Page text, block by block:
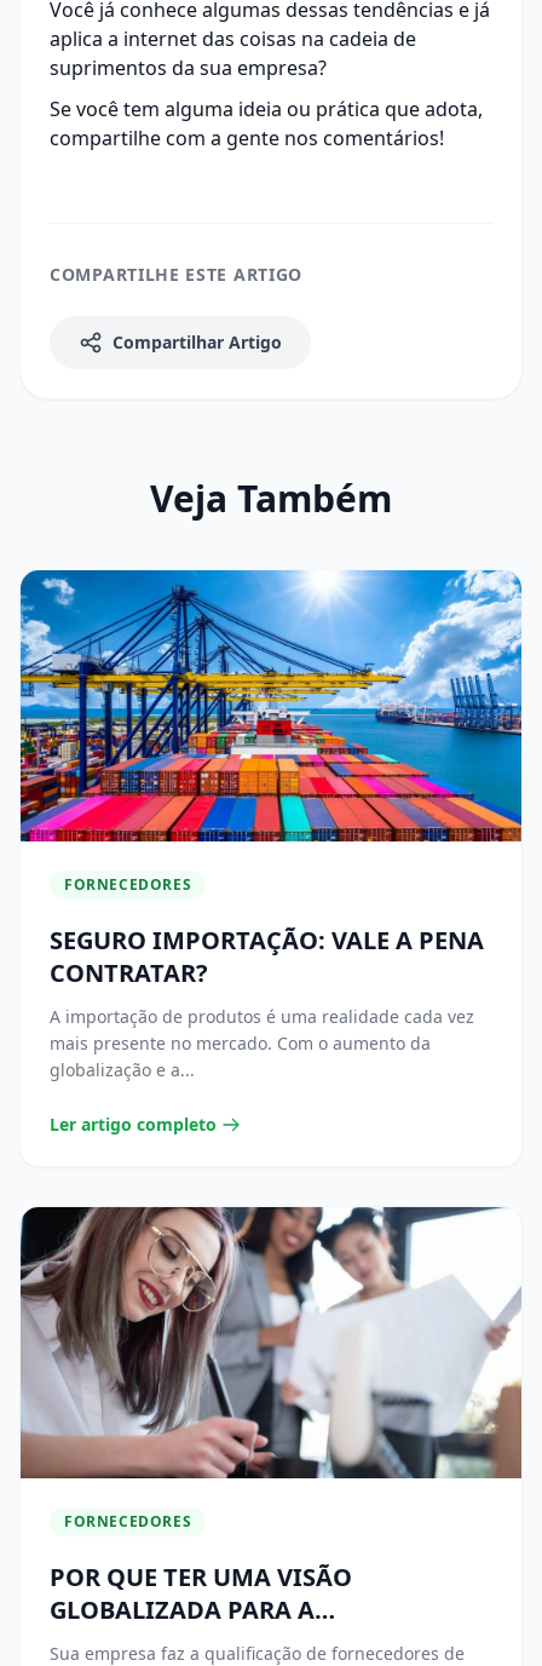
Você já conhece algumas dessas tendências e já
aplica a internet das coisas na cadeia de
suprimentos da sua empresa?
Se você tem alguma ideia ou prática que adota,
compartilhe com a gente nos comentários!
COMPARTILHE ESTE ARTIGO
Compartilhar Artigo
Veja Também
FORNECEDORES
SEGURO IMPORTAÇÃO: VALE A PENA
CONTRATAR?
A importação de produtos é uma realidade cada vez
mais presente no mercado. Com o aumento da
globalização e a...
Ler artigo completo
FORNECEDORES
POR QUE TER UMA VISÃO
GLOBALIZADA PARA A
QUALIFICAÇÃO DE FORNECEDORES?
Sua empresa faz a qualificação de fornecedores de